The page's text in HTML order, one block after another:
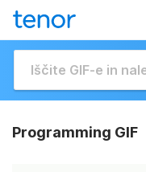
Programming GIF